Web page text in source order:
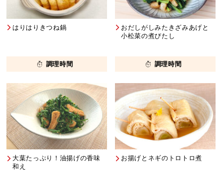
はりはりきつね鍋
調理時間
おだしがしみたきざみあげと
小松菜の煮びたし
調理時間
大葉たっぷり！油揚げの香味
和え
お揚げとネギのトロトロ煮